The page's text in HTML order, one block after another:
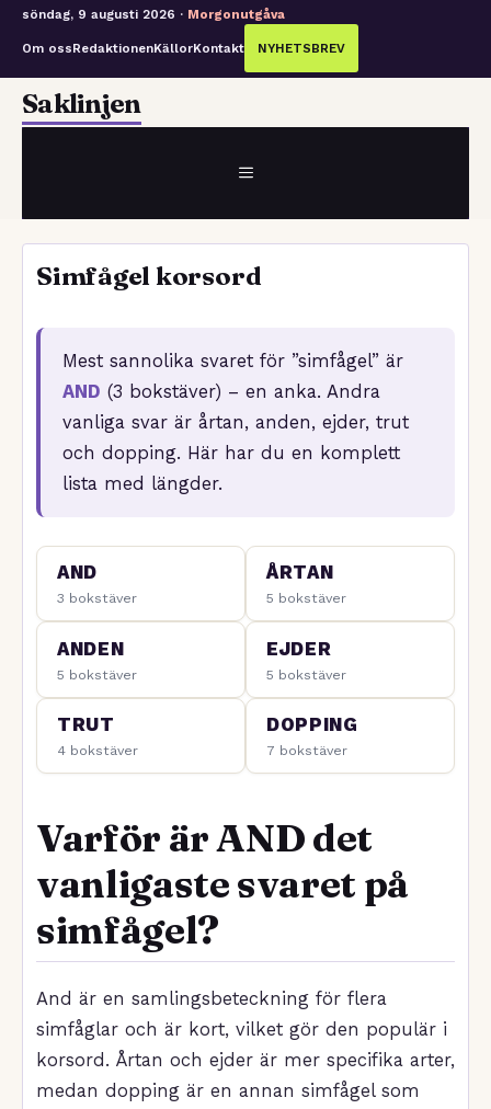
söndag, 9 augusti 2026 · Morgonutgåva
Om ossRedaktionenKällorKontakt NYHETSBREV
Hoppa
Saklinjen
MENY
Simfågel korsord
Mest sannolika svaret för ”simfågel” är
AND (3 bokstäver) – en anka. Andra
vanliga svar är årtan, anden, ejder, trut
och dopping. Här har du en komplett
lista med längder.
AND
3 bokstäver
ÅRTAN
5 bokstäver
ANDEN
5 bokstäver
EJDER
5 bokstäver
TRUT
4 bokstäver
DOPPING
7 bokstäver
Varför är AND det
vanligaste svaret på
simfågel?
And är en samlingsbeteckning för flera
simfåglar och är kort, vilket gör den populär i
korsord. Årtan och ejder är mer specifika arter,
medan dopping är en annan simfågel som